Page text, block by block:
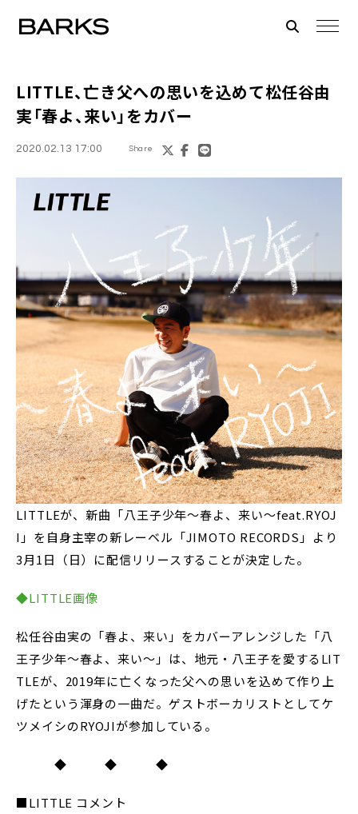
LITTLE、亡き父への思いを込めて松任谷由
実 「春よ、来い」をカバー
2020.02.13 17:00 Share
LITTLEが、新曲「八王子少年〜春よ、来い〜feat.RYOJ
I」を自身主宰の新レーベル「JIMOTO RECORDS」より
3月1日（日）に配信リリースすることが決定した。
◆LITTLE画像
松任谷由実の「春よ、来い」をカバーアレンジした「八
王子少年〜春よ、来い〜」は、地元・八王子を愛するLIT
TLEが、2019年に亡くなった父への思いを込めて作り上
げたという渾身の一曲だ。ゲストボーカリストとしてケ
ツメイシのRYOJIが参加している。
◆ ◆ ◆
■LITTLE コメント